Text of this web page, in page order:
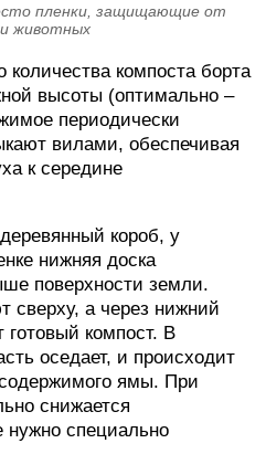
пленки, защищающие от
животных
компоста борта
высоты (оптимально –
периодически
вилами, обеспечивая
к середине
короб, у
нижняя доска
поверхности земли.
сверху, а через нижний
компост. В
оседает, и происходит
ямы. При
снижается
нужно специально